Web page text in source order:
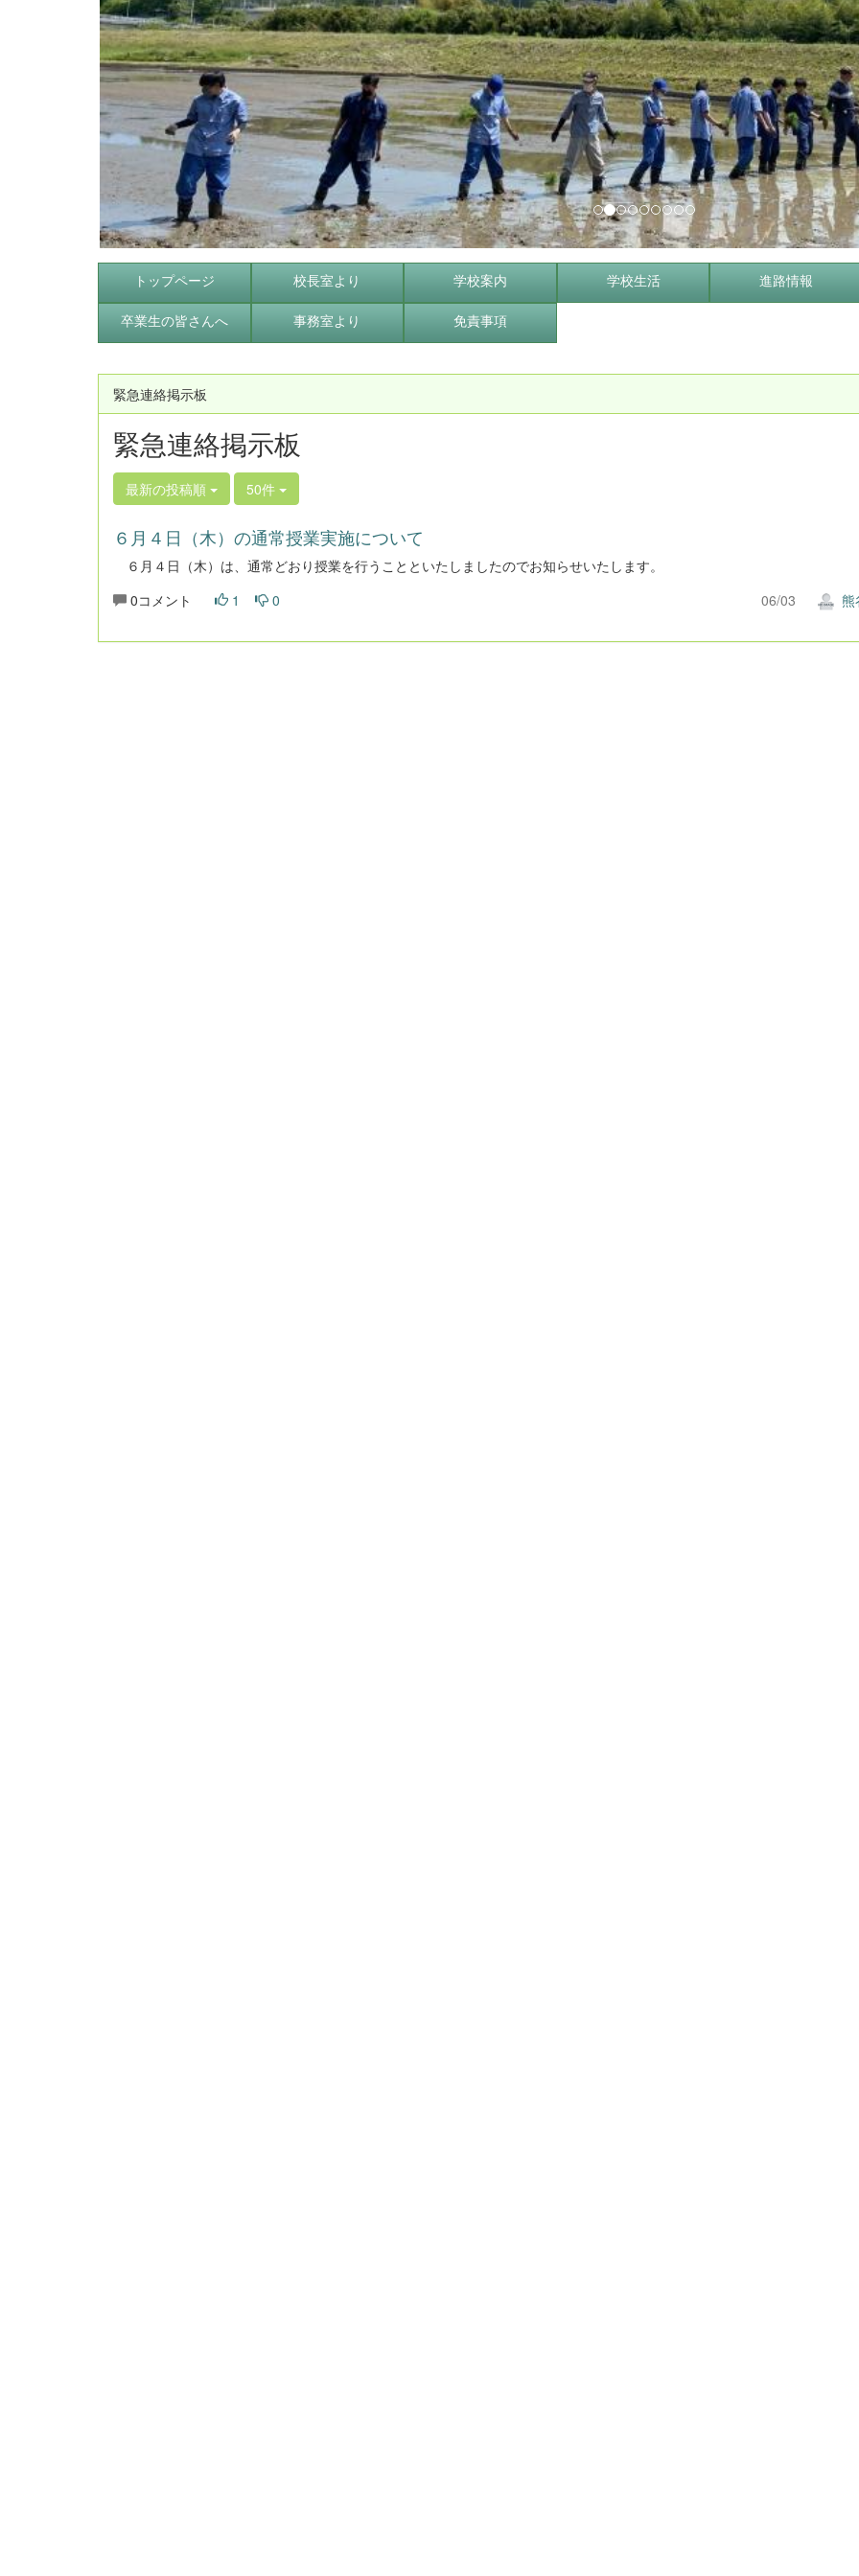
トップページ 校長室より 学校案内 学校生活 進路情報
卒業生の皆さんへ 事務室より 免責事項
緊急連絡掲示板
緊急連絡掲示板
最新の投稿順 50件
６月４日（木）の通常授業実施について
６月４日（木）は、通常どおり授業を行うことといたしましたのでお知らせいたします。
0コメント
1 0 06/03 熊